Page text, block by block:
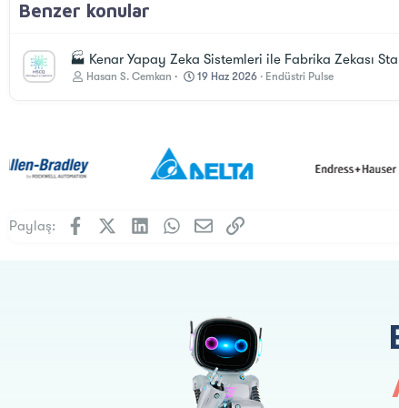
Benzer konular
🏭 Kenar Yapay Zeka Sistemleri ile Fabrika Zekası
Hasan S. Cemkan 19 Haz 2026 Endüstri Pulse
Paylaş: FacebookX (Twitter)LinkedInWhatsApp
E-postaLink